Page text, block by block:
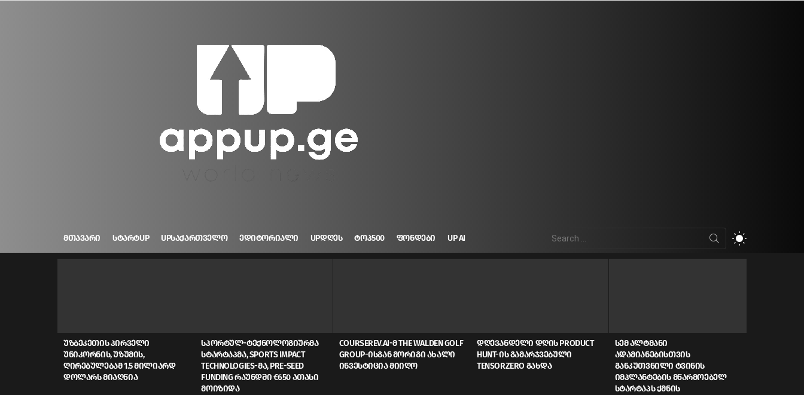
ᲛᲗᲐᲕᲐᲠᲘ ᲡᲢᲐᲠᲢUP UPᲡᲐᲥᲐᲠᲗᲕᲔᲚᲝ ᲔᲓᲘᲢᲝᲠᲘᲐᲚᲘ UPᲓᲦᲔᲡ ᲢᲝᲞ500 ᲤᲝᲜᲓᲔᲑᲘ UP AI
for:
ᲣᲖᲑᲔᲙᲔᲗᲘᲡ ᲞᲘᲠᲕᲔᲚᲘ
ᲣᲜᲘᲙᲝᲠᲜᲘᲡ, ᲣᲖᲣᲛᲘᲡ,
ᲦᲘᲠᲔᲑᲣᲚᲔᲑᲐᲛ 1.5 ᲛᲘᲚᲘᲐᲠᲓ
ᲓᲝᲚᲐᲠᲡ ᲛᲘᲐᲦᲬᲘᲐ
ᲡᲞᲝᲠᲢᲣᲚ-ᲢᲔᲥᲜᲝᲚᲝᲒᲘᲣᲠᲛᲐ
ᲡᲢᲐᲠᲢᲐᲞᲛᲐ, SPORTS IMPACT
TECHNOLOGIES-ᲛᲐ, PRE-SEED
FUNDING ᲠᲐᲣᲜᲓᲨᲘ €650 ᲐᲗᲐᲡᲘ
ᲛᲝᲘᲖᲘᲓᲐ
COURSEREV.AI-Მ THE WALDEN GOLF
GROUP-ᲘᲡᲒᲐᲜ ᲛᲝᲠᲘᲒᲘ ᲐᲮᲐᲚᲘ
ᲘᲜᲕᲔᲡᲢᲘᲪᲘᲐ ᲛᲘᲘᲦᲝ
ᲓᲦᲔᲕᲐᲜᲓᲔᲚᲘ ᲓᲦᲘᲡ PRODUCT
HUNT-ᲘᲡ ᲒᲐᲛᲐᲠᲯᲕᲔᲑᲣᲚᲘ
TENSORZERO ᲒᲐᲮᲓᲐ
ᲡᲔᲛ ᲐᲚᲢᲛᲐᲜᲘ
ᲐᲓᲐᲛᲘᲐᲜᲔᲑᲘᲡᲗᲕᲘᲡ
ᲒᲐᲜᲙᲣᲗᲕᲜᲘᲚᲘ ᲢᲕᲘᲜᲘᲡ
ᲘᲛᲞᲚᲐᲜᲢᲔᲑᲘᲡ ᲛᲬᲐᲠᲛᲝᲔᲑᲔᲚ
ᲡᲢᲐᲠᲢᲐᲞᲡ ᲥᲛᲜᲘᲡ